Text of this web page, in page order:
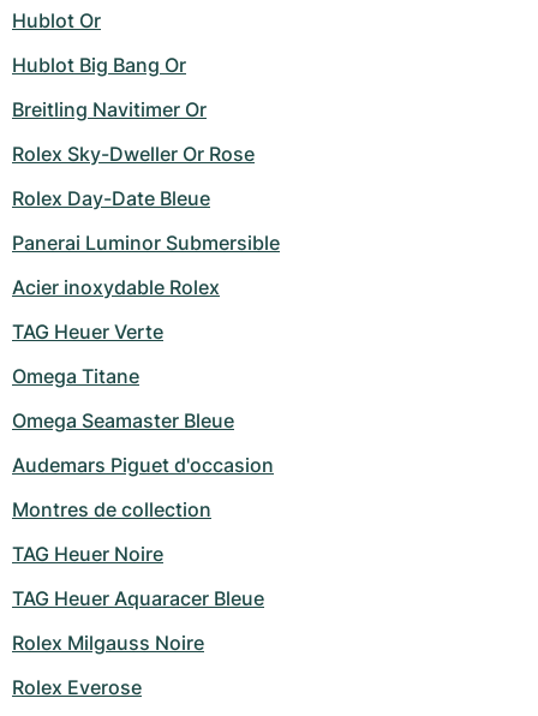
Roadster
Montres d'occasion
Montres pour femmes
Montbrillant
Montres d'occasion
Montres pour femmes
Montres d'occasion
Hublot Or
Hublot Big Bang Or
Breitling Navitimer Or
Rolex Sky-Dweller Or Rose
Rolex Day-Date Bleue
Panerai Luminor Submersible
Acier inoxydable Rolex
TAG Heuer Verte
Omega Titane
Omega Seamaster Bleue
Audemars Piguet d'occasion
Montres de collection
TAG Heuer Noire
TAG Heuer Aquaracer Bleue
Rolex Milgauss Noire
Rolex Everose